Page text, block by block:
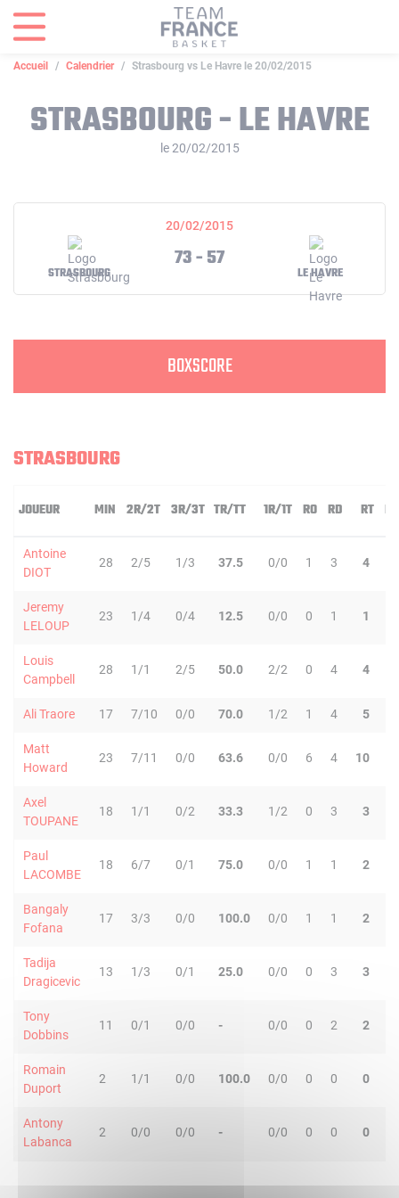
Accueil Calendrier Strasbourg vs Le Havre le 20/02/2015
STRASBOURG - LE HAVRE
le 20/02/2015
20/02/2015
STRASBOURG
73 - 57
LE HAVRE
BOXSCORE
STRASBOURG
JOUEUR MIN 2R/2T 3R/3T TR/TT 1R/1T RO RD RT PD
Antoine
DIOT
28 2/5 1/3 37.5 0/0 1 3 4
Jeremy
LELOUP
23 1/4 0/4 12.5 0/0 0 1 1
Louis
Campbell
28 1/1 2/5 50.0 2/2 0 4 4
Ali Traore 17 7/10 0/0 70.0 1/2 1 4 5
Matt
Howard
23 7/11 0/0 63.6 0/0 6 4 10
Axel
TOUPANE
18 1/1 0/2 33.3 1/2 0 3 3
Paul
LACOMBE
18 6/7 0/1 75.0 0/0 1 1 2
Bangaly
Fofana
17 3/3 0/0 100.0 0/0 1 1 2
Tadija
Dragicevic
13 1/3 0/1 25.0 0/0 0 3 3
Tony
Dobbins
11 0/1 0/0 - 0/0 0 2 2
Romain
Duport
2 1/1 0/0 100.0 0/0 0 0 0
Antony
Labanca
2 0/0 0/0 - 0/0 0 0 0
Panneau de gestion des cookies